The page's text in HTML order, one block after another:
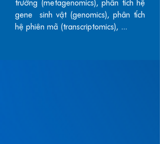
trường (metagenomics), phân tích hệ
gene sinh vật (genomics), phân tích
hệ phiên mã (transcriptomics), ...